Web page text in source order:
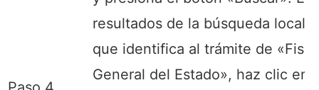
resultados de la búsqueda
que identifica al trámite de
General del Estado», haz clic en